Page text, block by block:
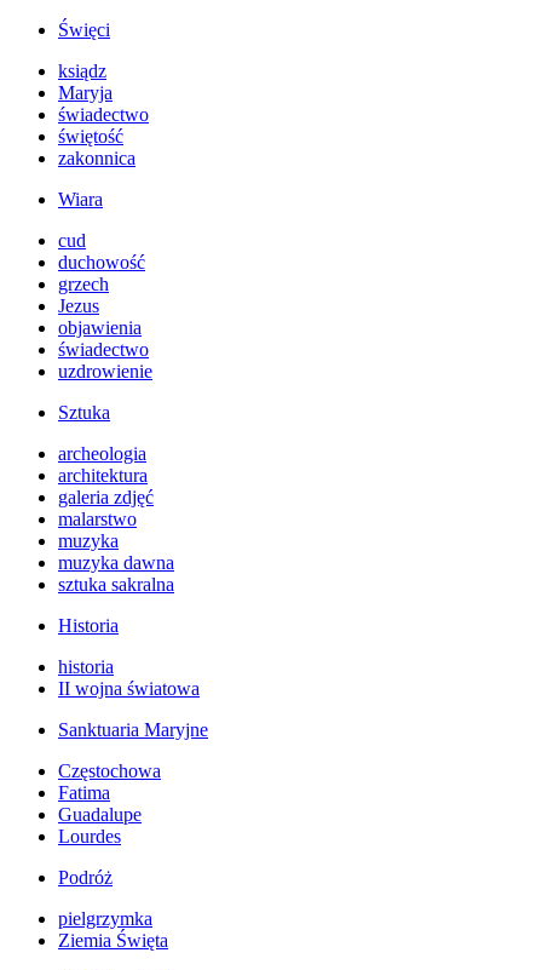
Święci
ksiądz
Maryja
świadectwo
świętość
zakonnica
Wiara
cud
duchowość
grzech
Jezus
objawienia
świadectwo
uzdrowienie
Sztuka
archeologia
architektura
galeria zdjęć
malarstwo
muzyka
muzyka dawna
sztuka sakralna
Historia
historia
II wojna światowa
Sanktuaria Maryjne
Częstochowa
Fatima
Guadalupe
Lourdes
Podróż
pielgrzymka
Ziemia Święta